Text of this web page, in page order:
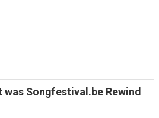
was Songfestival.be Rewind